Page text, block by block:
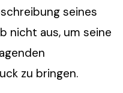
seines
nicht aus, um seine
zu bringen.